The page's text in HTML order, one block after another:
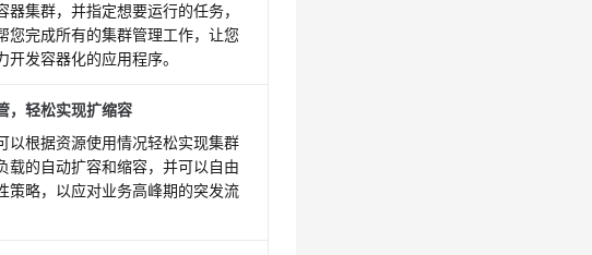
器集群，并指定想要运行的任务，
您完成所有的集群管理工作，让您
开发容器化的应用程序。
，轻松实现扩缩容
以根据资源使用情况轻松实现集群
载的自动扩容和缩容，并可以自由
策略，以应对业务高峰期的突发流